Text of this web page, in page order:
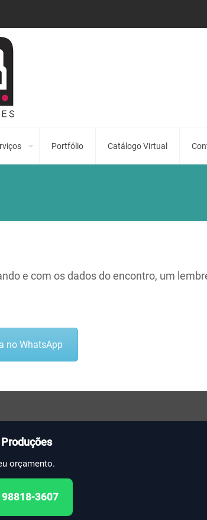
Portfólio Catálogo Virtual
e com os dados do encontro, um
no WhatsApp
orçamento.
98818-3607